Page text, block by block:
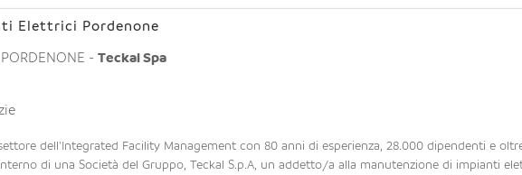
Elettrici Pordenone
PORDENONE -Teckal Spa
dell'Integrated Facility Management con 80 anni di esperienza, 28.000 dipendenti e
di una Società del Gruppo, Teckal S.p.A, un addetto/a alla manutenzione di impianti